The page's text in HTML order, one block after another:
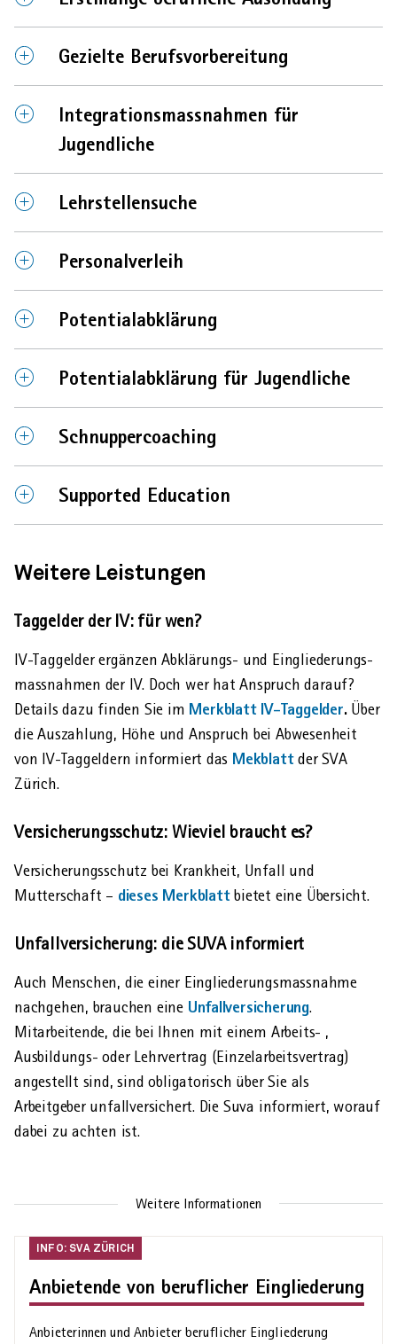
Element
ElementGezielte Berufsvorbereitung
Element
öffnen
Element
schliessen
Integrationsmassnahmen für
Jugendliche
Element
ElementLehrstellensuche
Element
ElementPersonalverleih
Element
ElementPotentialabklärung
Element
ElementPotentialabklärung für Jugendliche
Element
ElementSchnuppercoaching
Element
ElementSupported Education
Weitere Leistungen
Taggelder der IV: für wen?
IV-Taggelder ergänzen Abklärungs- und Eingliederungs­
massnahmen der IV. Doch wer hat Anspruch darauf?
Details dazu finden Sie im Merkblatt IV-Taggelder. Über
die Auszahlung, Höhe und Anspruch bei Abwesenheit
von IV-Taggeldern informiert das Mekblatt der SVA
Zürich.
Versicherungsschutz: Wieviel braucht es?
Versicherungs­schutz bei Krankheit, Unfall und
Mutterschaft – dieses Merkblatt bietet eine Übersicht.
Unfallversicherung: die SUVA informiert
Auch Menschen, die einer Eingliederungs­massnahme
nachgehen, brauchen eine Unfallversicherung.
Mitarbeitende, die bei Ihnen mit einem Arbeits- ,
Ausbildungs- oder Lehrvertrag (Einzelarbeitsvertrag)
angestellt sind, sind obligatorisch über Sie als
Arbeitgeber unfallversichert. Die Suva informiert, worauf
dabei zu achten ist.
Weitere Informationen
INFO: SVA ZÜRICH
Anbietende von beruflicher Eingliederung
Info:
Zürich
Anbieterinnen und Anbieter beruflicher Eingliederung